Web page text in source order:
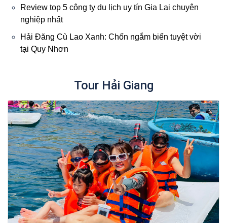
Review top 5 công ty du lịch uy tín Gia Lai chuyên
nghiệp nhất
Hải Đăng Cù Lao Xanh: Chốn ngắm biển tuyệt vời
tại Quy Nhơn
Tour Hải Giang